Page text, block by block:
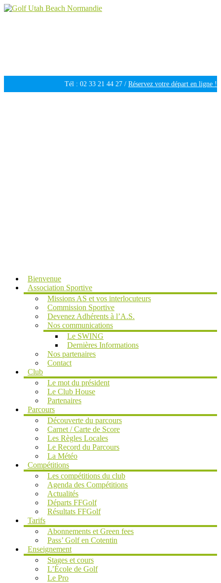
Tél : 02 33 21 44 27 / Réservez votre départ en ligne !
Bienvenue
Association Sportive
Missions AS et vos interlocuteurs
Commission Sportive
Devenez Adhérents à l’A.S.
Nos communications
Le SWING
Dernières Informations
Nos partenaires
Contact
Club
Le mot du président
Le Club House
Partenaires
Parcours
Découverte du parcours
Carnet / Carte de Score
Les Règles Locales
Le Record du Parcours
La Météo
Compétitions
Les compétitions du club
Agenda des Compétitions
Actualités
Départs FFGolf
Résultats FFGolf
Tarifs
Abonnements et Green fees
Pass’ Golf en Cotentin
Enseignement
Stages et cours
L’École de Golf
Le Pro